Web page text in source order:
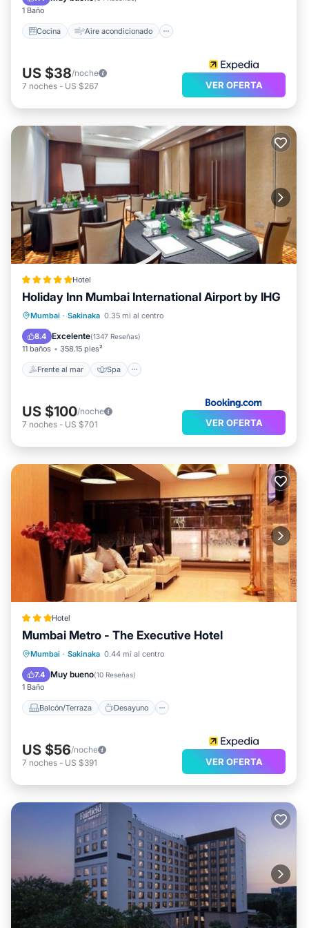
1 Baño
Cocina Aire acondicionado
US $38/noche
7 noches - US $267 VER OFERTA
Hotel
Holiday Inn Mumbai International Airport by IHG
Mumbai · Sakinaka 0.35 mi al centro
8.4 Excelente(1347 Reseñas)
11 baños 358.15 pies²
Frente al mar Spa
Frente al mar
Spa
Chimenea/Calefacción
US $100/noche
7 noches - US $701 VER OFERTA
Hotel
Mumbai Metro - The Executive Hotel
Mumbai · Sakinaka 0.44 mi al centro
7.4 Muy bueno(10 Reseñas)
1 Baño
Balcón/Terraza Desayuno
Balcón/Terraza Desayuno
Aparcamiento
US $56/noche
7 noches - US $391 VER OFERTA